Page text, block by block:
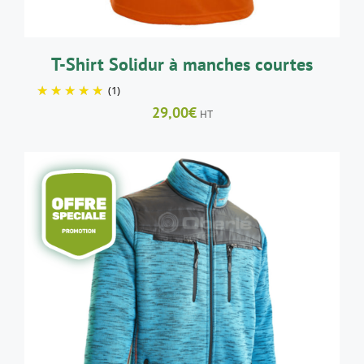
CHOISIES
LA
PAGE
PRODUIT
T-Shirt Solidur à manches courtes
(1)
29,00€ HT
CHOIX DES OPTIONS CE
PRODUIT
A
PLUSIEURS
/ DÉTAILS